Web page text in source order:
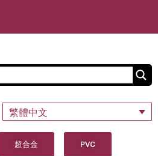
繁體中文
超合金 PVC